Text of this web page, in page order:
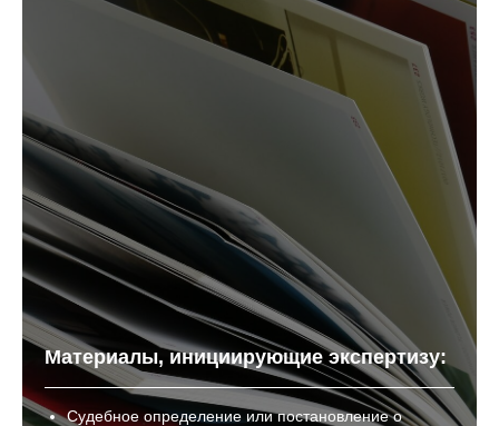
Материалы, инициирующие экспертизу:
Судебное определение или постановление о